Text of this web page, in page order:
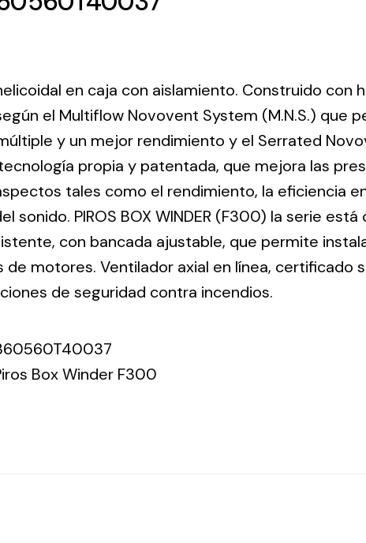
of
into
greater
for
Solar lighting
Variety of solar
solutions for all
kinds of needs.
en caja con aislamiento. Construido con
el Multiflow Novovent System (M.N.S.) que
y un mejor rendimiento y el Serrated
tecnología propia y patentada, que mejora las
tales como el rendimiento, la eficiencia
sonido. PIROS BOX WINDER (F300) la serie
con bancada ajustable, que permite
de motores. Ventilador axial en línea, certificado
de seguridad contra incendios.
Box Winder F300